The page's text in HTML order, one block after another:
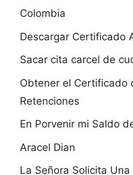
Colombia
Descargar Certificado
Sacar cita carcel de
Obtener el Certificado
Retenciones
En Porvenir mi Saldo
Aracel Dian
La Señora Solicita